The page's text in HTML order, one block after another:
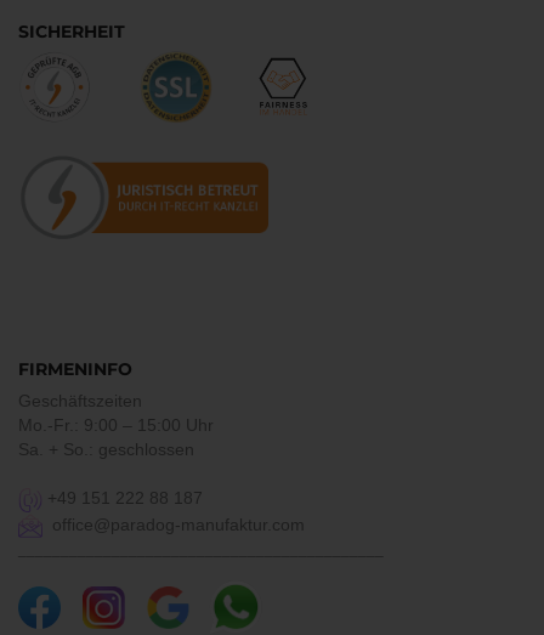
SICHERHEIT
FIRMENINFO
Geschäftszeiten
Mo.-Fr.: 9:00 – 15:00 Uhr
Sa. + So.: geschlossen
+49 151 222 88 187
office@paradog-manufaktur.com